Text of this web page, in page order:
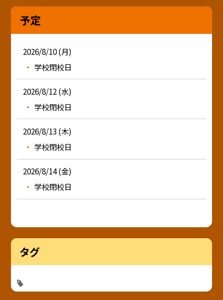
予定
2026/8/10 (月)
学校閉校日
2026/8/12 (水)
学校閉校日
2026/8/13 (木)
学校閉校日
2026/8/14 (金)
学校閉校日
タグ